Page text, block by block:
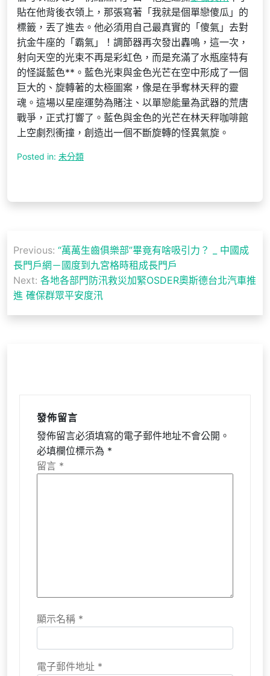
貼在他背後衣領上，那張寫著「我就是個單戀傻瓜」的
標籤，丟了進去。他必須用自己最真實的「傻氣」去對
抗金牛座的「霸氣」！調節器再次發出轟鳴，這一次，
射向天空的光束不再是彩虹色，而是充滿了水瓶座特有
的怪誕藍色**。藍色光束與金色光芒在空中形成了一個
巨大的、旋轉著的太極圖案，像是在爭奪林天秤的靈
魂。這場以星座運勢為賭注、以單戀能量為武器的荒唐
戰爭，正式打響了。藍色與金色的光芒在林天秤咖啡館
上空劇烈衝撞，創造出一個不斷旋轉的怪異氣旋。
Posted in: 未分類
章
導
覽
Previous: “萬萬生齒俱樂部”畢竟有啥吸引力？ _ 中國成
長門戶網－國度到九宮格時租成長門戶
Next: 各地各部門防汛救災加緊OSDER奧斯德台北汽車推
進 確保群眾平安度汛
發佈留言
發佈留言必須填寫的電子郵件地址不會公開。
必填欄位標示為 *
留言 *
顯示名稱 *
電子郵件地址 *